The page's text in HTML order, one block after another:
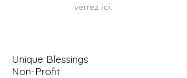
verrez ici.
Unique Blessings
Non-Profit